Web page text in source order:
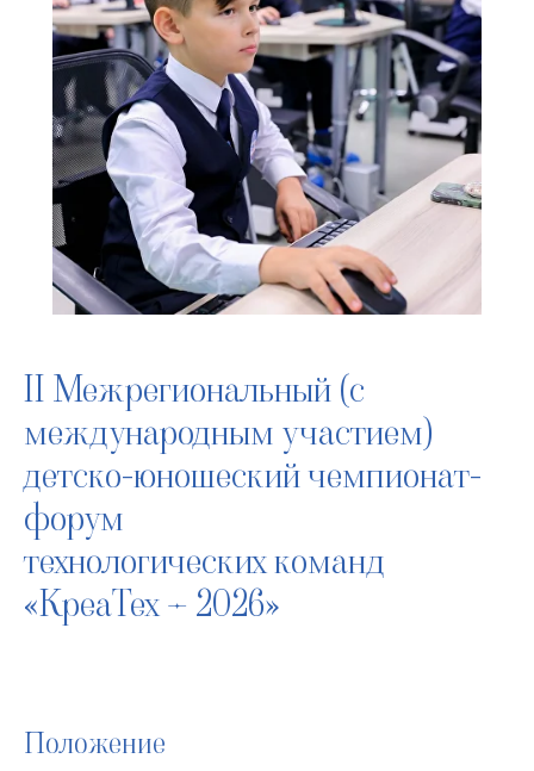
II Межрегиональный (с
международным участием)
детско-юношеский чемпионат-
форум
технологических команд
«КреаТех – 2026»
Положение